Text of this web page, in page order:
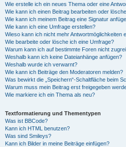
Wie erstelle ich ein neues Thema oder eine
Wie kann ich einen Beitrag bearbeiten oder
Wie kann ich meinem Beitrag eine Signatur
Wie kann ich eine Umfrage erstellen?
Wieso kann ich nicht mehr Antwortmöglichkeiten
Wie bearbeite oder lösche ich eine Umfrage?
Warum kann ich auf bestimmte Foren nicht
Weshalb kann ich keine Dateianhänge anfügen?
Weshalb wurde ich verwarnt?
Wie kann ich Beiträge den Moderatoren melden?
Was bewirkt die „Speichern“-Schaltfläche beim
Warum muss mein Beitrag erst freigegeben
Wie markiere ich ein Thema als neu?
Textformatierung und Thementypen
Was ist BBCode?
Kann ich HTML benutzen?
Was sind Smileys?
Kann ich Bilder in meine Beiträge einfügen?